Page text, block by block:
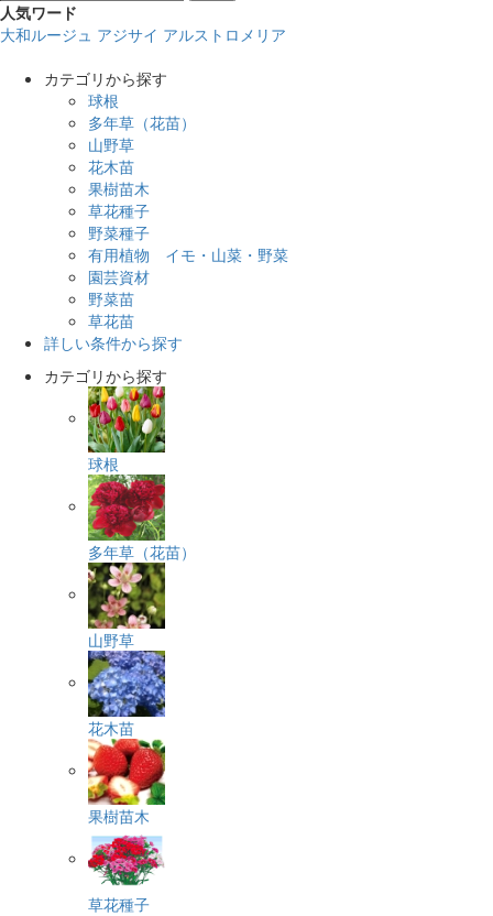
人気ワード
大和ルージュ アジサイ アルストロメリア
カテゴリから探す
球根
多年草（花苗）
山野草
花木苗
果樹苗木
草花種子
野菜種子
有用植物 イモ・山菜・野菜
園芸資材
野菜苗
草花苗
詳しい条件から探す
カテゴリから探す
球根
多年草（花苗）
山野草
花木苗
果樹苗木
草花種子